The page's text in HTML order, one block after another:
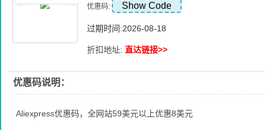
优惠码: Show Code
过期时间:2026-08-18
折扣地址: 直达链接>>
优惠码说明：
Aliexpress优惠码，全网站59美元以上优惠8美元